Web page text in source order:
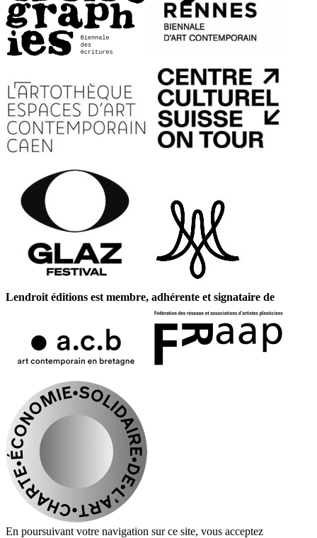
Lendroit éditions est membre, adhérente et signataire de
En poursuivant votre navigation sur ce site, vous acceptez